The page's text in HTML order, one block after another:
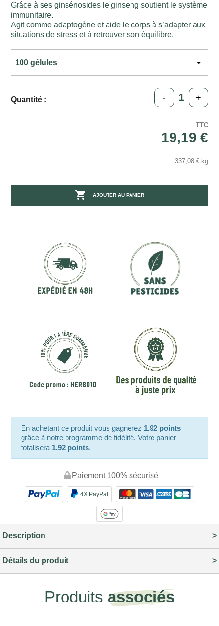
Grâce à ses ginsénosides le ginseng soutient le système
immunitaire.
Agit comme adaptogène et aide le corps à s’adapter aux
situations de stress et à retrouver son équilibre.
Quantité : - +
TTC
19,19 €
337,08 € kg
 AJOUTER AU PANIER
En achetant ce produit vous gagnerez 1.92 points
grâce à notre programme de fidélité. Votre panier
totalisera 1.92 points.
Paiement 100% sécurisé
4X PayPal
Description
Détails du produit
Produits associés